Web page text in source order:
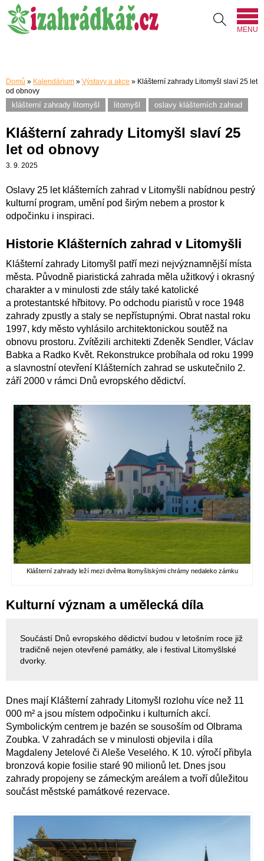
MENU
Domů » Kalendárium » Výstavy a akce » Klášterní zahrady Litomyšl slaví 25 let
od obnovy
klášterní zahrady litomyšl litomyšl oslavy klášterních zahrad
Klášterní zahrady Litomyšl slaví 25
let od obnovy
3. 9. 2025
Oslavy 25 let klášterních zahrad v Litomyšli nabídnou pestrý
kulturní program, umění pod širým nebem a prostor k
odpočinku i inspiraci.
Historie Klášterních zahrad v Litomyšli
Klášterní zahrady Litomyšl patří mezi nejvýznamnější místa
města. Původně piaristická zahrada měla užitkový i okrasný
charakter a v minulosti zde stály také katolické
a protestantské hřbitovy. Po odchodu piaristů v roce 1948
zahrady zpustly a staly se nepřístupnými. Obrat nastal roku
1997, kdy město vyhlásilo architektonickou soutěž na
obnovu prostoru. Zvítězili architekti Zdeněk Sendler, Václav
Babka a Radko Květ. Rekonstrukce probíhala od roku 1999
a slavnostní otevření Klášterních zahrad se uskutečnilo 2.
září 2000 v rámci Dnů evropského dědictví.
Klášterní zahrady leží mezi dvěma litomyšlskými chrámy nedaleko zámku
Kulturní význam a umělecká díla
Součástí Dnů evropského dědictví budou v letošním roce již
tradičně nejen otevřené památky, ale i festival Litomyšlské
dvorky.
Dnes mají Klášterní zahrady Litomyšl rozlohu více než 11
000 m² a jsou místem odpočinku i kulturních akcí.
Symbolickým centrem je bazén se sousoším od Olbrama
Zoubka. V zahradách se v minulosti objevila i díla
Magdaleny Jetelové či Aleše Veselého. K 10. výročí přibyla
bronzová kopie fosilie staré 90 milionů let. Dnes jsou
zahrady propojeny se zámeckým areálem a tvoří důležitou
součást městské památkové rezervace.